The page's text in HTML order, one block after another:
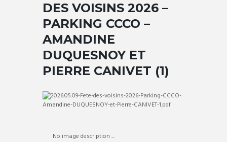
DES VOISINS 2026 –
PARKING CCCO –
AMANDINE
DUQUESNOY ET
PIERRE CANIVET (1)
No image description ...